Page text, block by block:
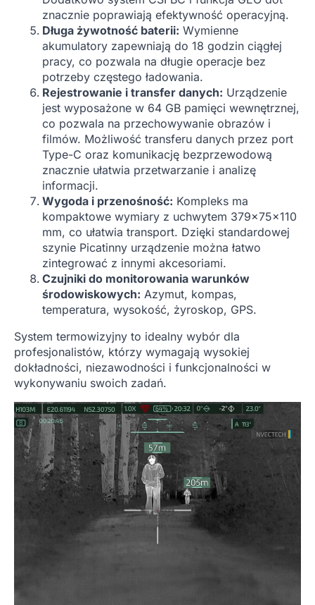
znacznie poprawiają efektywność operacyjną.
Długa żywotność baterii: Wymienne
akumulatory zapewniają do 18 godzin ciągłej
pracy, co pozwala na długie operacje bez
potrzeby częstego ładowania.
Rejestrowanie i transfer danych: Urządzenie
jest wyposażone w 64 GB pamięci wewnętrznej,
co pozwala na przechowywanie obrazów i
filmów. Możliwość transferu danych przez port
Type-C oraz komunikację bezprzewodową
znacznie ułatwia przetwarzanie i analizę
informacji.
Wygoda i przenośność: Kompleks ma
kompaktowe wymiary z uchwytem 379x75x110
mm, co ułatwia transport. Dzięki standardowej
szynie Picatinny urządzenie można łatwo
zintegrować z innymi akcesoriami.
Czujniki do monitorowania warunków
środowiskowych: Azymut, kompas,
temperatura, wysokość, żyroskop, GPS.
System termowizyjny to idealny wybór dla
profesjonalistów, którzy wymagają wysokiej
dokładności, niezawodności i funkcjonalności w
wykonywaniu swoich zadań.